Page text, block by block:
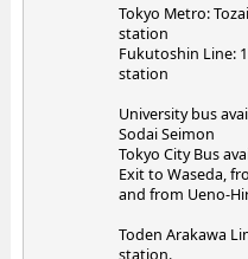
Tokyo Metro:
station
Fukutoshin Line:
station
University bus
Sodai Seimon
Tokyo City Bus
Exit to Waseda,
and from Ueno-
Toden Arakawa
station.